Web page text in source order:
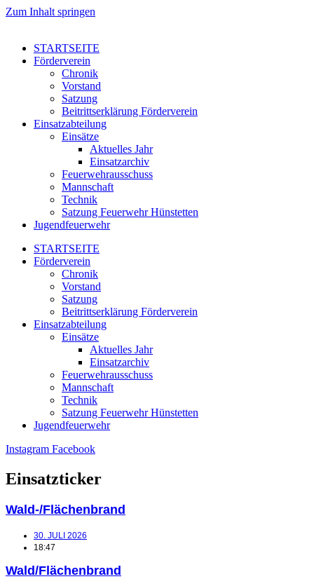
Zum Inhalt springen
STARTSEITE
Förderverein
Chronik
Vorstand
Satzung
Beitrittserklärung Förderverein
Einsatzabteilung
Einsätze
Aktuelles Jahr
Einsatzarchiv
Feuerwehrausschuss
Mannschaft
Technik
Satzung Feuerwehr Hünstetten
Jugendfeuerwehr
STARTSEITE
Förderverein
Chronik
Vorstand
Satzung
Beitrittserklärung Förderverein
Einsatzabteilung
Einsätze
Aktuelles Jahr
Einsatzarchiv
Feuerwehrausschuss
Mannschaft
Technik
Satzung Feuerwehr Hünstetten
Jugendfeuerwehr
Instagram Facebook
Einsatzticker
Wald-/Flächenbrand
30. JULI 2026
18:47
Wald/Flächenbrand